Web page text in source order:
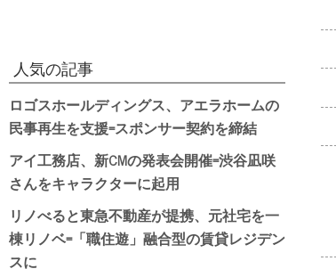
人気の記事
ロゴスホールディングス、アエラホームの
民事再生を支援=スポンサー契約を締結
アイ工務店、新CMの発表会開催=渋谷凪咲
さんをキャラクターに起用
リノべると東急不動産が提携、元社宅を一
棟リノベ=「職住遊」融合型の賃貸レジデン
スに